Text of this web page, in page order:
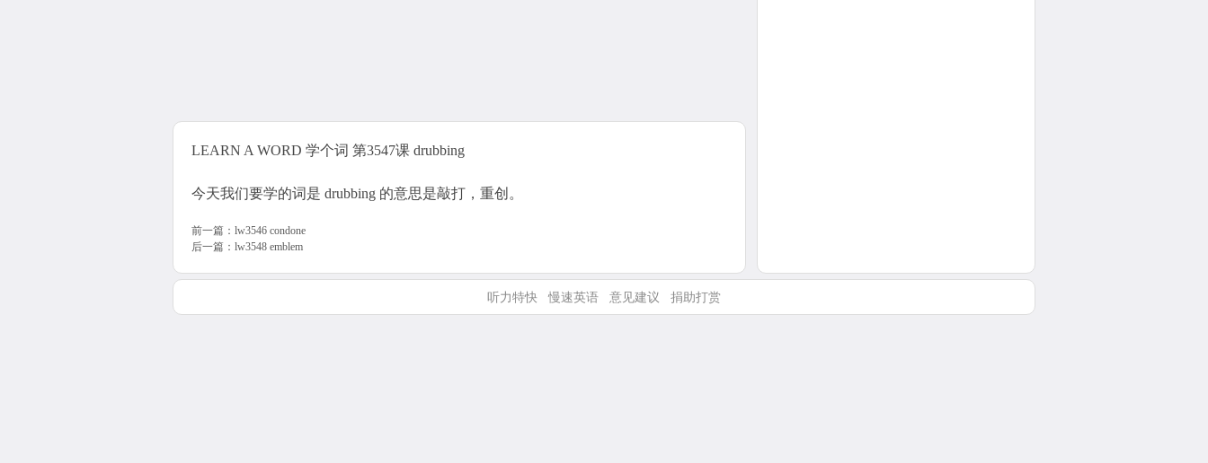
LEARN A WORD 学个词 第3547课 drubbing
今天我们要学的词是 drubbing 的意思是敲打，重创。
前一篇： lw3546 condone
后一篇： lw3548 emblem
听力特快 慢速英语 意见建议 捐助打赏